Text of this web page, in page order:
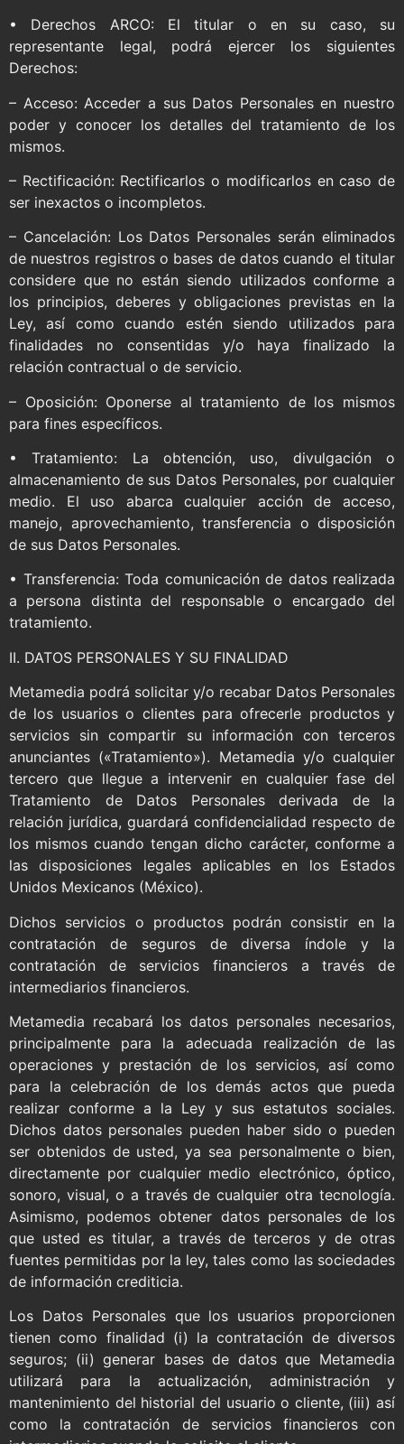
• Derechos ARCO: El titular o en su caso, su
representante legal, podrá ejercer los siguientes
Derechos:
– Acceso: Acceder a sus Datos Personales en nuestro
poder y conocer los detalles del tratamiento de los
mismos.
– Rectificación: Rectificarlos o modificarlos en caso de
ser inexactos o incompletos.
– Cancelación: Los Datos Personales serán eliminados
de nuestros registros o bases de datos cuando el titular
considere que no están siendo utilizados conforme a
los principios, deberes y obligaciones previstas en la
Ley, así como cuando estén siendo utilizados para
finalidades no consentidas y/o haya finalizado la
relación contractual o de servicio.
– Oposición: Oponerse al tratamiento de los mismos
para fines específicos.
• Tratamiento: La obtención, uso, divulgación o
almacenamiento de sus Datos Personales, por cualquier
medio. El uso abarca cualquier acción de acceso,
manejo, aprovechamiento, transferencia o disposición
de sus Datos Personales.
• Transferencia: Toda comunicación de datos realizada
a persona distinta del responsable o encargado del
tratamiento.
II. DATOS PERSONALES Y SU FINALIDAD
Metamedia podrá solicitar y/o recabar Datos Personales
de los usuarios o clientes para ofrecerle productos y
servicios sin compartir su información con terceros
anunciantes («Tratamiento»). Metamedia y/o cualquier
tercero que llegue a intervenir en cualquier fase del
Tratamiento de Datos Personales derivada de la
relación jurídica, guardará confidencialidad respecto de
los mismos cuando tengan dicho carácter, conforme a
las disposiciones legales aplicables en los Estados
Unidos Mexicanos (México).
Dichos servicios o productos podrán consistir en la
contratación de seguros de diversa índole y la
contratación de servicios financieros a través de
intermediarios financieros.
Metamedia recabará los datos personales necesarios,
principalmente para la adecuada realización de las
operaciones y prestación de los servicios, así como
para la celebración de los demás actos que pueda
realizar conforme a la Ley y sus estatutos sociales.
Dichos datos personales pueden haber sido o pueden
ser obtenidos de usted, ya sea personalmente o bien,
directamente por cualquier medio electrónico, óptico,
sonoro, visual, o a través de cualquier otra tecnología.
Asimismo, podemos obtener datos personales de los
que usted es titular, a través de terceros y de otras
fuentes permitidas por la ley, tales como las sociedades
de información crediticia.
Los Datos Personales que los usuarios proporcionen
tienen como finalidad (i) la contratación de diversos
seguros; (ii) generar bases de datos que Metamedia
utilizará para la actualización, administración y
mantenimiento del historial del usuario o cliente, (iii) así
como la contratación de servicios financieros con